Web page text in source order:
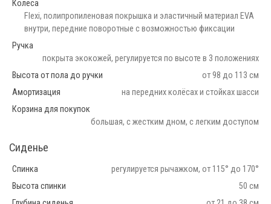
Колеса
Flexi, полипропиленовая покрышка и эластичный материал EVA
внутри, передние поворотные с возможностью фиксации
Ручка
покрыта экокожей, регулируется по высоте в 3 положениях
Высота от пола до ручки
от 98 до 113 см
Амортизация
на передних колёсах и стойках шасси
Корзина для покупок
большая, с жестким дном, с легким доступом
Сиденье
Спинка
регулируется рычажком, от 115° до 170°
Высота спинки
50 см